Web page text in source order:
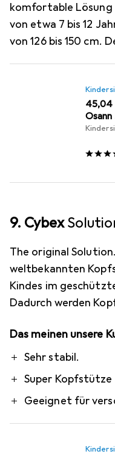
komfortable
von etwa 7 bis 12
von 126 bis 150 cm.
EUR
45,04
Osann
9. Cybex
The original
weltbekannten
Kindes im
Dadurch werden
Das meinen unsere
ProSehr stabil.
Super Kopfstütze
Geeignet für